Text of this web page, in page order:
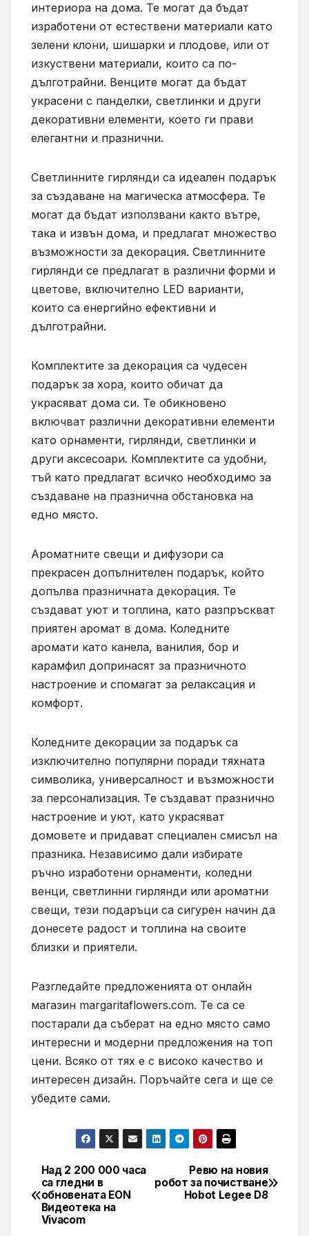
интериора на дома. Те могат да бъдат
изработени от естествени материали като
зелени клони, шишарки и плодове, или от
изкуствени материали, които са по-
дълготрайни. Венците могат да бъдат
украсени с панделки, светлинки и други
декоративни елементи, което ги прави
елегантни и празнични.
Светлинните гирлянди са идеален подарък
за създаване на магическа атмосфера. Те
могат да бъдат използвани както вътре,
така и извън дома, и предлагат множество
възможности за декорация. Светлинните
гирлянди се предлагат в различни форми и
цветове, включително LED варианти,
които са енергийно ефективни и
дълготрайни.
Комплектите за декорация са чудесен
подарък за хора, които обичат да
украсяват дома си. Те обикновено
включват различни декоративни елементи
като орнаменти, гирлянди, светлинки и
други аксесоари. Комплектите са удобни,
тъй като предлагат всичко необходимо за
създаване на празнична обстановка на
едно място.
Ароматните свещи и дифузори са
прекрасен допълнителен подарък, който
допълва празничната декорация. Те
създават уют и топлина, като разпръскват
приятен аромат в дома. Коледните
аромати като канела, ванилия, бор и
карамфил допринасят за празничното
настроение и спомагат за релаксация и
комфорт.
Коледните декорации за подарък са
изключително популярни поради тяхната
символика, универсалност и възможности
за персонализация. Те създават празнично
настроение и уют, като украсяват
домовете и придават специален смисъл на
празника. Независимо дали избирате
ръчно изработени орнаменти, коледни
венци, светлинни гирлянди или ароматни
свещи, тези подаръци са сигурен начин да
донесете радост и топлина на своите
близки и приятели.
Разгледайте предложенията от онлайн
магазин margaritaflowers.com. Те са се
постарали да съберат на едно място само
интересни и модерни предложения на топ
цени. Всяко от тях е с високо качество и
интересен дизайн. Поръчайте сега и ще се
убедите сами.
Навигация
Ревю на новия
робот за почистване
Hobot Legee D8
Над 2 200 000 часа
са гледни в
обновената EON
Видеотека на
Vivacom